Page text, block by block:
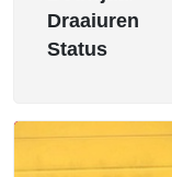
Draaiuren
Status